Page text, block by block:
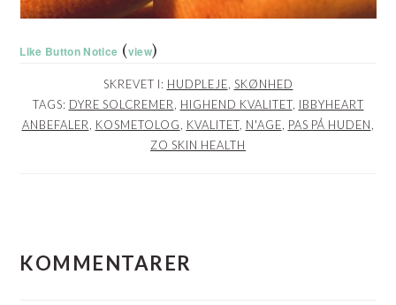
Like Button Notice (view)
SKREVET I: HUDPLEJE SKØNHED
TAGS: DYRE SOLCREMER HIGHEND KVALITET, IBBYHEART
ANBEFALER
KOSMETOLOG KVALITET, N'AGE PAS PÅ HUDEN
ZO SKIN HEALTH
KOMMENTARER